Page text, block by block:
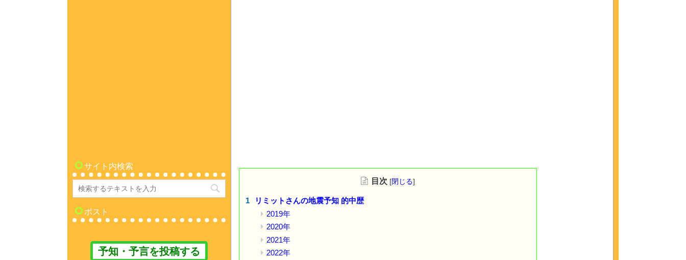
目次 [閉じる]
リミットさんの地震予知 的中歴
2019年
2020年
2021年
2022年
サイト内検索
ポスト
予知・予言を投稿する